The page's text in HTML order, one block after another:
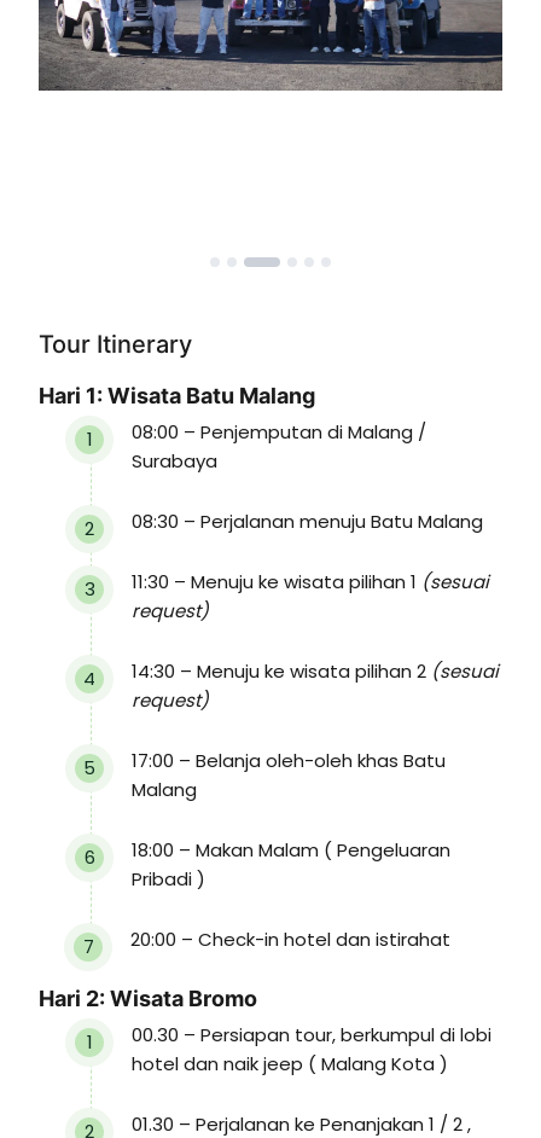
Tour Itinerary
Hari 1: Wisata Batu Malang
08:00 – Penjemputan di Malang /
Surabaya
08:30 – Perjalanan menuju Batu Malang
11:30 – Menuju ke wisata pilihan 1 (sesuai
request)
14:30 – Menuju ke wisata pilihan 2 (sesuai
request)
17:00 – Belanja oleh-oleh khas Batu
Malang
18:00 – Makan Malam ( Pengeluaran
Pribadi )
20:00 – Check-in hotel dan istirahat
Hari 2: Wisata Bromo
00.30 – Persiapan tour, berkumpul di lobi
hotel dan naik jeep ( Malang Kota )
01.30 – Perjalanan ke Penanjakan 1 / 2 ,